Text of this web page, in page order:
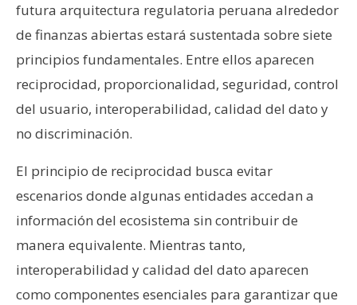
futura arquitectura regulatoria peruana alrededor
de finanzas abiertas estará sustentada sobre siete
principios fundamentales. Entre ellos aparecen
reciprocidad, proporcionalidad, seguridad, control
del usuario, interoperabilidad, calidad del dato y
no discriminación.
El principio de reciprocidad busca evitar
escenarios donde algunas entidades accedan a
información del ecosistema sin contribuir de
manera equivalente. Mientras tanto,
interoperabilidad y calidad del dato aparecen
como componentes esenciales para garantizar que